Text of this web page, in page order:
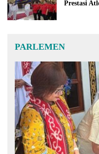
Prestasi
PARLEMEN